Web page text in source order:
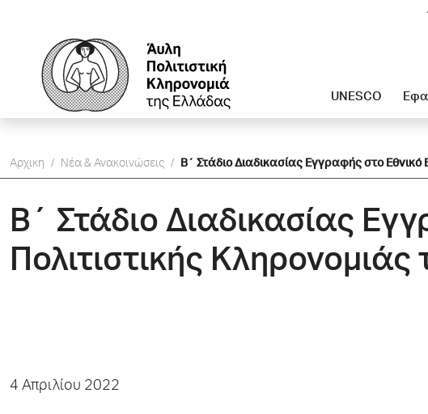
UNESCO
Αρχικη / Νέα & Ανακοινώσεις / Β΄ Στάδιο Διαδικασίας Εγγραφής στο
Β΄ Στάδιο Διαδικασίας
Πολιτιστικής
4 Απριλίου 2022